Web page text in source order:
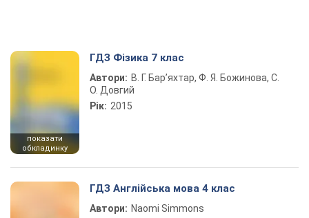
показати
обкладинку
ГДЗ Фізика 7 клас
Автори: В. Г. Бар’яхтар, Ф. Я. Божинова, С.
О. Довгий
Рік: 2015
ГДЗ Англійська мова 4 клас
Автори: Naomi Simmons